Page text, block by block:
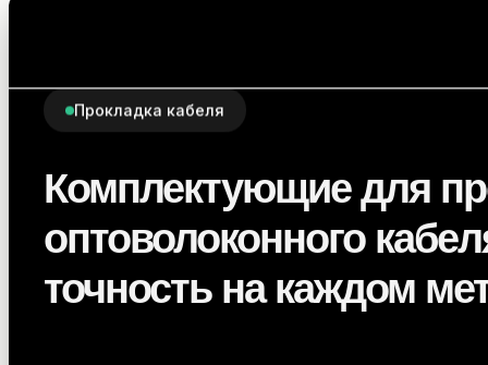
Прокладка кабеля
Комплектующие для
оптоволоконного
точность на каждом